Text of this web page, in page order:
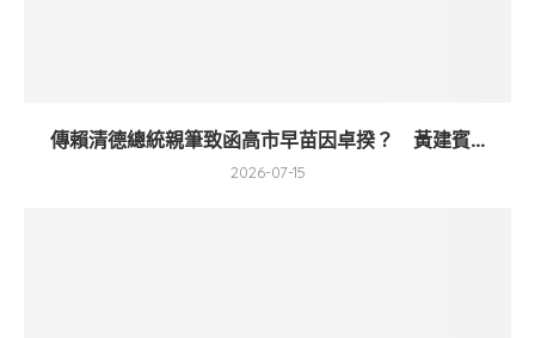
傳賴清德總統親筆致函高市早苗因卓揆？ 黃建賓...
2026-07-15